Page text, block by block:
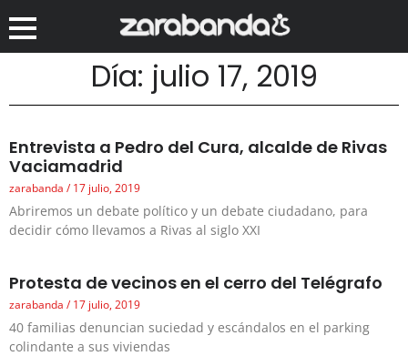
Día: julio 17, 2019
Entrevista a Pedro del Cura, alcalde de Rivas
Vaciamadrid
zarabanda 17 julio, 2019
Abriremos un debate político y un debate ciudadano, para
decidir cómo llevamos a Rivas al siglo XXI
Protesta de vecinos en el cerro del Telégrafo
zarabanda 17 julio, 2019
40 familias denuncian suciedad y escándalos en el parking
colindante a sus viviendas